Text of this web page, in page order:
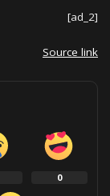
[ad_2]
Source link
0